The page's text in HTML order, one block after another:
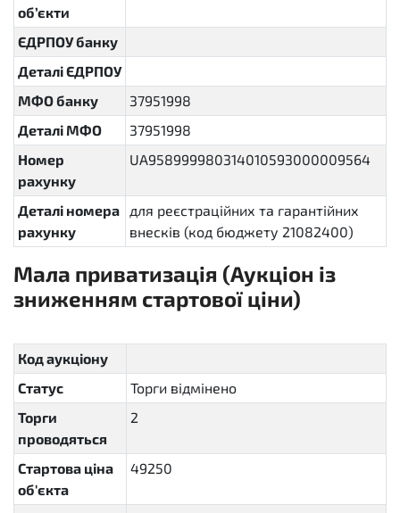
об’єкти
ЄДРПОУ банку
Деталі ЄДРПОУ
МФО банку
37951998
Деталі МФО
37951998
Номер
рахунку
UA958999980314010593000009564
Деталі номера
рахунку
для реєстраційних та гарантійних
внесків (код бюджету 21082400)
Мала приватизація (Аукціон із
зниженням стартової ціни)
Код аукціону
Статус
Торги відмінено
Торги
проводяться
2
Стартова ціна
об'єкта
49250